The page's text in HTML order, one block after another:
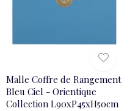
Malle Coffre de Rangement
Bleu Ciel - Orientique
Collection L90xP45xH50cm